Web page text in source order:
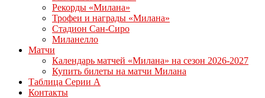
Рекорды «Милана»
Трофеи и награды «Милана»
Стадион Сан-Сиро
Миланелло
Матчи
Календарь матчей «Милана» на сезон 2026-2027
Купить билеты на матчи Милана
Таблица Серии А
Контакты